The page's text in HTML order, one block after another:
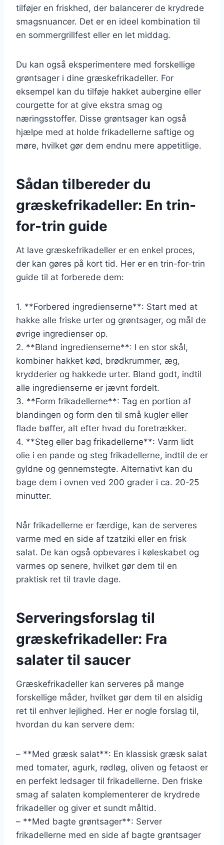
tilføjer en friskhed, der balancerer de krydrede
smagsnuancer. Det er en ideel kombination til
en sommergrillfest eller en let middag.
Du kan også eksperimentere med forskellige
grøntsager i dine græskefrikadeller. For
eksempel kan du tilføje hakket aubergine eller
courgette for at give ekstra smag og
næringsstoffer. Disse grøntsager kan også
hjælpe med at holde frikadellerne saftige og
møre, hvilket gør dem endnu mere appetitlige.
Sådan tilbereder du
græskefrikadeller: En trin-
for-trin guide
At lave græskefrikadeller er en enkel proces,
der kan gøres på kort tid. Her er en trin-for-trin
guide til at forberede dem:
1. **Forbered ingredienserne**: Start med at
hakke alle friske urter og grøntsager, og mål de
øvrige ingredienser op.
2. **Bland ingredienserne**: I en stor skål,
kombiner hakket kød, brødkrummer, æg,
krydderier og hakkede urter. Bland godt, indtil
alle ingredienserne er jævnt fordelt.
3. **Form frikadellerne**: Tag en portion af
blandingen og form den til små kugler eller
flade bøffer, alt efter hvad du foretrækker.
4. **Steg eller bag frikadellerne**: Varm lidt
olie i en pande og steg frikadellerne, indtil de er
gyldne og gennemstegte. Alternativt kan du
bage dem i ovnen ved 200 grader i ca. 20-25
minutter.
Når frikadellerne er færdige, kan de serveres
varme med en side af tzatziki eller en frisk
salat. De kan også opbevares i køleskabet og
varmes op senere, hvilket gør dem til en
praktisk ret til travle dage.
Serveringsforslag til
græskefrikadeller: Fra
salater til saucer
Græskefrikadeller kan serveres på mange
forskellige måder, hvilket gør dem til en alsidig
ret til enhver lejlighed. Her er nogle forslag til,
hvordan du kan servere dem:
– **Med græsk salat**: En klassisk græsk salat
med tomater, agurk, rødløg, oliven og fetaost er
en perfekt ledsager til frikadellerne. Den friske
smag af salaten komplementerer de krydrede
frikadeller og giver et sundt måltid.
– **Med bagte grøntsager**: Server
frikadellerne med en side af bagte grøntsager